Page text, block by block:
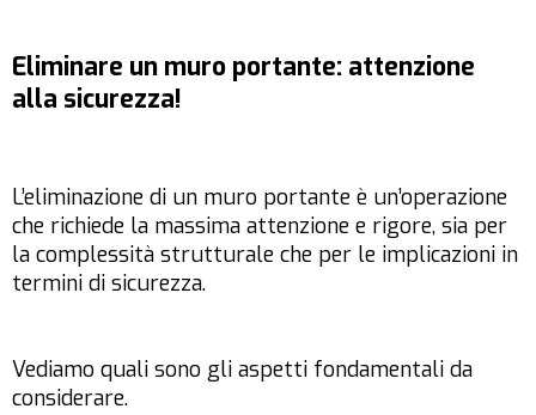
Eliminare un muro portante: attenzione
alla sicurezza!
L’eliminazione di un muro portante è un’operazione
che richiede la massima attenzione e rigore, sia per
la complessità strutturale che per le implicazioni in
termini di sicurezza.
Vediamo quali sono gli aspetti fondamentali da
considerare.